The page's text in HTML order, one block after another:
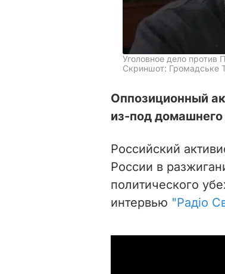
Уголовное дело против
Скриншот: Громадське
Оппозиционный
из-под домашнего
Российский
России в
политического
интервью "Радіо